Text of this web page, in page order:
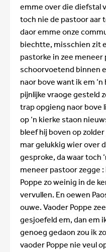
emme over die diefstal
toch nie de pastoor aar
daor emme onze
biechtte, misschien zit
pastorke in zee meneer
schoorvoetend binnen
naor bove want ik em
pijnlijke vraoge gesteld
trap opgieng naor bove
op ‘n kierke staon
bleef hij boven op
mar gelukkig wier over
gesproke, da waar toch
meneer pastoor zegge
Poppe zo weinig in de
vervullen. En oewen
ouwe. Vaoder Poppe
gesjoefeld em, dan em
genoeg gedaon zou ik
vaoder Poppe nie veul